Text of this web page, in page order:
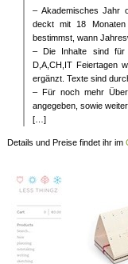
– Akademisches Jahr
deckt mit 18
bestimmst, wann
– Die Inhalte sind für
D,A,CH,IT Feiertagen
ergänzt. Texte sind
– Für noch mehr
angegeben, sowie
[…]
Details und Preise findet ihr im